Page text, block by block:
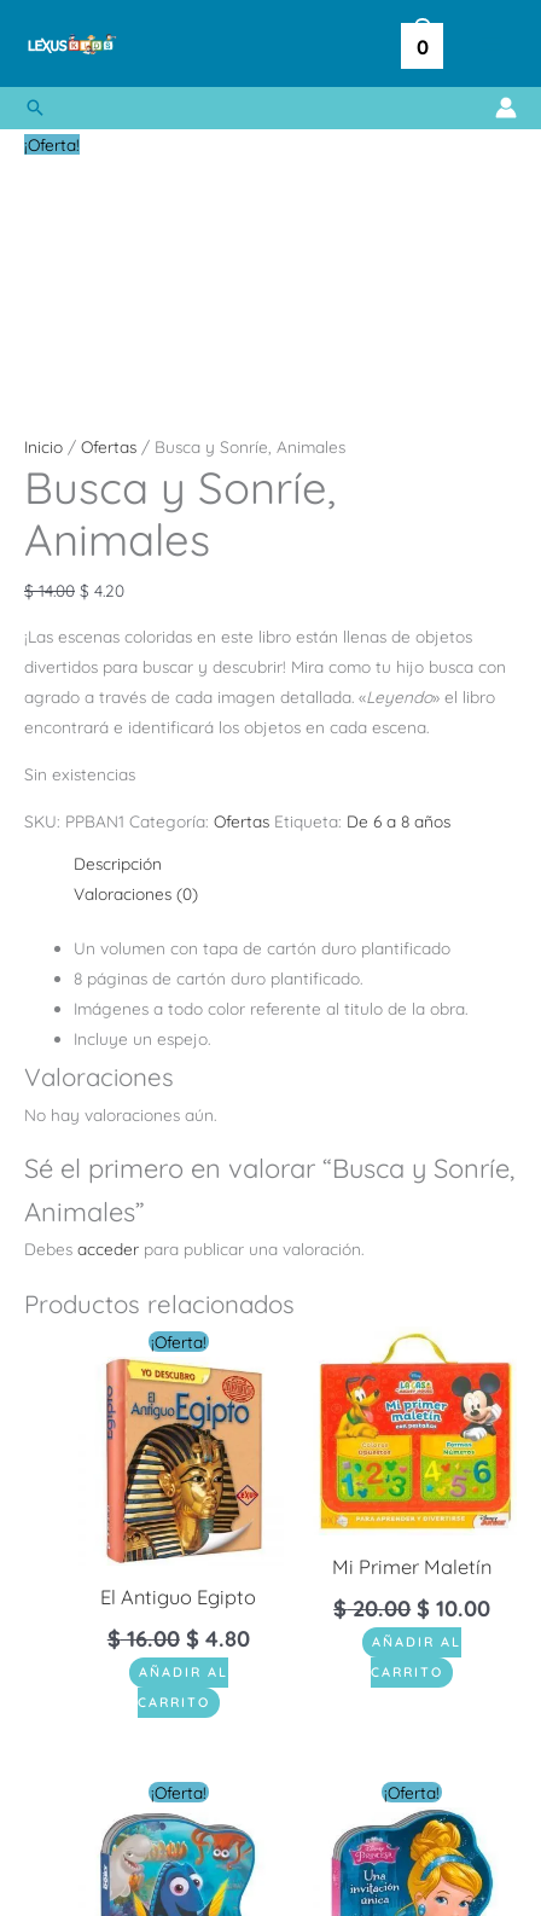
0
Buscar
¡Oferta!
Inicio / Ofertas / Busca y Sonríe, Animales
Busca y Sonríe,
Animales
$14.00 $ 4.20
¡Las escenas coloridas en este libro están llenas de objetos
divertidos para buscar y descubrir! Mira como tu hijo busca con
agrado a través de cada imagen detallada. «Leyendo» el libro
encontrará e identificará los objetos en cada escena.
Sin existencias
SKU: PPBAN1 Categoría: Ofertas Etiqueta: De 6 a 8 años
Descripción
Valoraciones (0)
Un volumen con tapa de cartón duro plantificado
8 páginas de cartón duro plantificado.
Imágenes a todo color referente al titulo de la obra.
Incluye un espejo.
Valoraciones
No hay valoraciones aún.
Sé el primero en valorar “Busca y Sonríe,
Animales”
Debes acceder para publicar una valoración.
Productos relacionados
¡Oferta!
El Antiguo Egipto
$16.00
El
precio
original
era:
$ 16.00.
$ 4.80
precio
actual
es:
AÑADIR AL
CARRITO
Mi Primer Maletín
$20.00 $ 10.00
AÑADIR AL
CARRITO
¡Oferta!
El
precio
original
era:
$ 21.00.
actual
es:
¡Oferta!
El
precio
original
era:
$ 21.00.
es:
$